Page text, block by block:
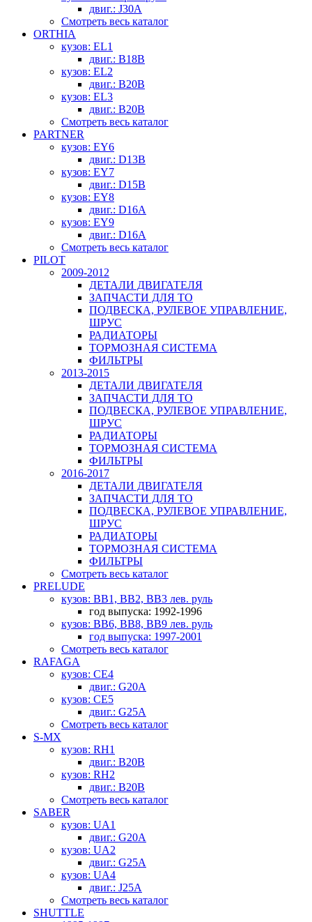
двиг.: J30A
Смотреть весь каталог
ORTHIA
кузов: EL1
двиг.: B18B
кузов: EL2
двиг.: B20B
кузов: EL3
двиг.: B20B
Смотреть весь каталог
PARTNER
кузов: EY6
двиг.: D13B
кузов: EY7
двиг.: D15B
кузов: EY8
двиг.: D16A
кузов: EY9
двиг.: D16A
Смотреть весь каталог
PILOT
2009-2012
ДЕТАЛИ ДВИГАТЕЛЯ
ЗАПЧАСТИ ДЛЯ ТО
ПОДВЕСКА, РУЛЕВОЕ УПРАВЛЕНИЕ,
ШРУС
РАДИАТОРЫ
ТОРМОЗНАЯ СИСТЕМА
ФИЛЬТРЫ
2013-2015
ДЕТАЛИ ДВИГАТЕЛЯ
ЗАПЧАСТИ ДЛЯ ТО
ПОДВЕСКА, РУЛЕВОЕ УПРАВЛЕНИЕ,
ШРУС
РАДИАТОРЫ
ТОРМОЗНАЯ СИСТЕМА
ФИЛЬТРЫ
2016-2017
ДЕТАЛИ ДВИГАТЕЛЯ
ЗАПЧАСТИ ДЛЯ ТО
ПОДВЕСКА, РУЛЕВОЕ УПРАВЛЕНИЕ,
ШРУС
РАДИАТОРЫ
ТОРМОЗНАЯ СИСТЕМА
ФИЛЬТРЫ
Смотреть весь каталог
PRELUDE
кузов: BB1, BB2, BB3 лев. руль
год выпуска: 1992-1996
кузов: BB6, BB8, BB9 лев. руль
год выпуска: 1997-2001
Смотреть весь каталог
RAFAGA
кузов: CE4
двиг.: G20A
кузов: CE5
двиг.: G25A
Смотреть весь каталог
S-MX
кузов: RH1
двиг.: B20B
кузов: RH2
двиг.: B20B
Смотреть весь каталог
SABER
кузов: UA1
двиг.: G20A
кузов: UA2
двиг.: G25A
кузов: UA4
двиг.: J25A
Смотреть весь каталог
SHUTTLE